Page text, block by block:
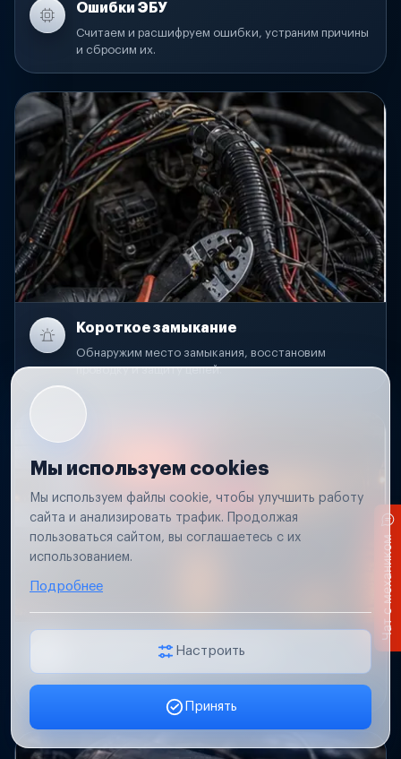
Ошибки ЭБУ
Считаем и расшифруем ошибки, устраним причины
и сбросим их.
Короткое замыкание
Обнаружим место замыкания, восстановим
проводку и защиту цепей.
Не работает свет прицепа
Проверим проводку и разъемы, восстановим
Мы используем cookies
Мы используем файлы cookie, чтобы улучшить работу
сайта и анализировать трафик. Продолжая
пользоваться сайтом, вы соглашаетесь с их
использованием.
Подробнее
Настроить
Принять
Заявка онлайн
Чат с механиком